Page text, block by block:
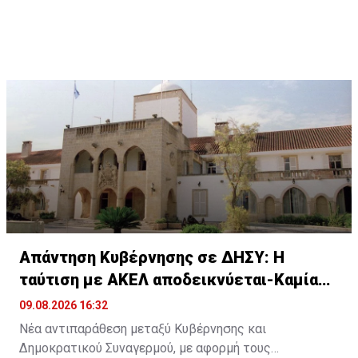
Απάντηση Κυβέρνησης σε ΔΗΣΥ: Η
ταύτιση με ΑΚΕΛ αποδεικνύεται-Καμία
αυτοκριτική
09.08.2026 16:32
Νέα αντιπαράθεση μεταξύ Κυβέρνησης και
Δημοκρατικού Συναγερμού, με αφορμή τους